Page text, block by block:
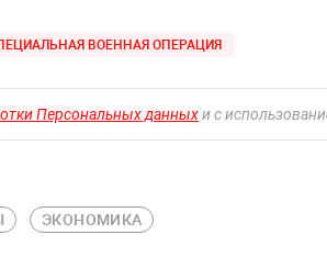
ВОЕННАЯ ОПЕРАЦИЯ
Персональных данныхи с
ЭКОНОМИКА